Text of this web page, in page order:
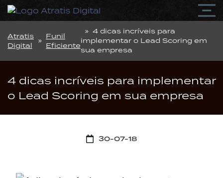
Atratis
Digital
»
Funil
Eficiente
» 4 dicas incríveis para
implementar o Lead Scoring em
sua empresa
4 dicas incríveis para implementar
o Lead Scoring em sua empresa
30-07-18